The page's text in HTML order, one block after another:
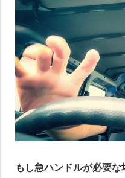
もし急ハンドルが必要